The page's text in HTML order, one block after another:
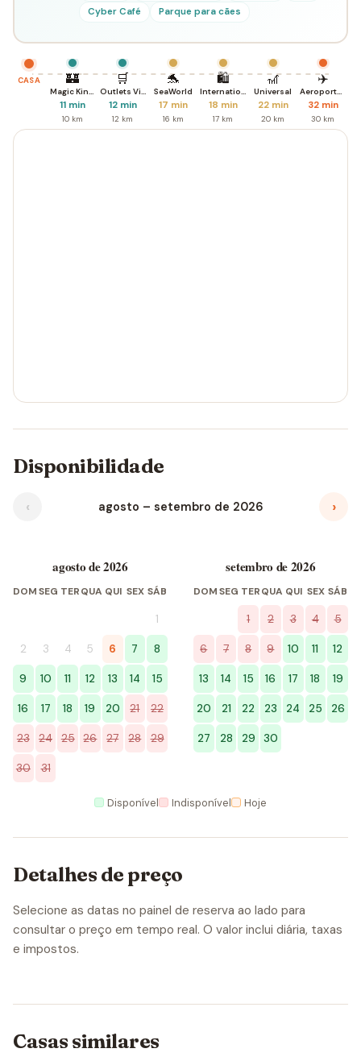
Cyber Café Parque para cães
CASA 🏰
Magic Kingdom
11 min
10 km
🛒
Outlets Vineland
12 min
12 km
🐬
SeaWorld
17 min
16 km
🛍️
International Dr.
18 min
17 km
🎢
Universal
22 min
20 km
✈️
Aeroporto MCO
32 min
30 km
Disponibilidade
‹ agosto – setembro de 2026 ›
agosto de 2026
DOMSEG TERQUA QUI SEX SÁB
1
2 3 4 5 6 7 8
9 10 11 12 13 14 15
16 17 18 19 20 21 22
23 24 25 26 27 28 29
30 31
setembro de 2026
DOMSEG TERQUA QUI SEX SÁB
1 2 3 4 5
6 7 8 9 10 11 12
13 14 15 16 17 18 19
20 21 22 23 24 25 26
27 28 29 30
Disponível Indisponível Hoje
Detalhes de preço
Selecione as datas no painel de reserva ao lado para
consultar o preço em tempo real. O valor inclui diária, taxas
e impostos.
Casas similares